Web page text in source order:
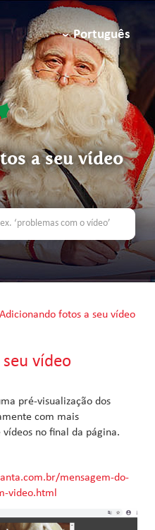
Português
a seu vídeo
Adicionando fotos a seu vídeo
vídeo
pré-visualização dos
com mais
no final da página.
mensagem-do-
video.html